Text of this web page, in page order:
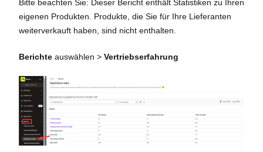
Bitte beachten Sie: Dieser Bericht enthält Statistiken zu Ihren
eigenen Produkten. Produkte, die Sie für Ihre Lieferanten
weiterverkauft haben, sind nicht enthalten.
Berichte auswählen > Vertriebserfahrung